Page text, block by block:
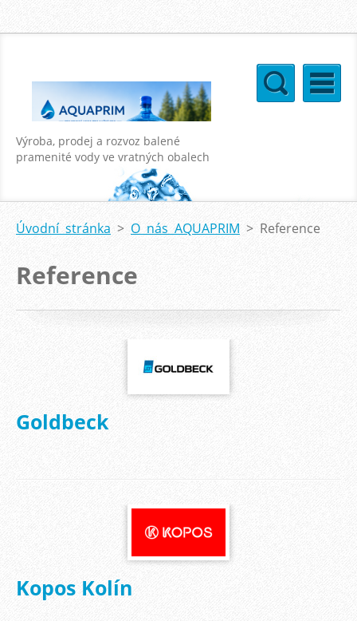
Výroba, prodej a rozvoz balené
pramenité vody ve vratných obalech
Úvodní stránka > O nás AQUAPRIM > Reference
Reference
Goldbeck
Kopos Kolín